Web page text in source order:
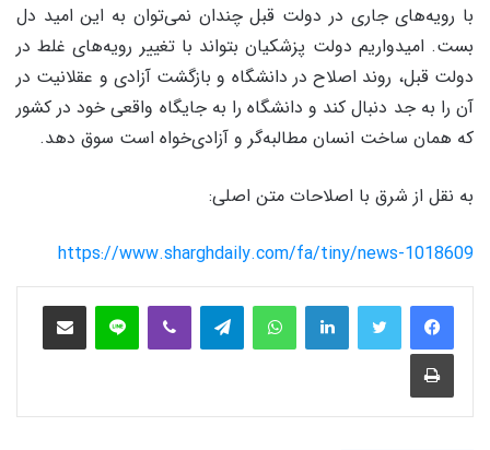
با رویه‌های جاری در دولت قبل چندان نمی‌توان به این امید دل
بست. امیدواریم دولت پزشکیان بتواند با تغییر رویه‌های غلط در
دولت قبل، روند اصلاح در دانشگاه و بازگشت آزادی و عقلانیت در
آن را به جد دنبال کند و دانشگاه را به جایگاه واقعی خود در کشور
که همان ساخت انسان مطالبه‌گر و آزادی‌خواه است سوق دهد.
به نقل از شرق با اصلاحات متن اصلی:
https://www.sharghdaily.com/fa/tiny/news-1018609
فیس بوک لینکدین واتس آپ لاین
چاپ